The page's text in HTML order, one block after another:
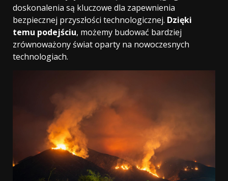
doskonalenia są kluczowe dla zapewnienia
bezpiecznej przyszłości technologicznej. Dzięki
temu podejściu, możemy budować bardziej
zrównoważony świat oparty na nowoczesnych
technologiach.